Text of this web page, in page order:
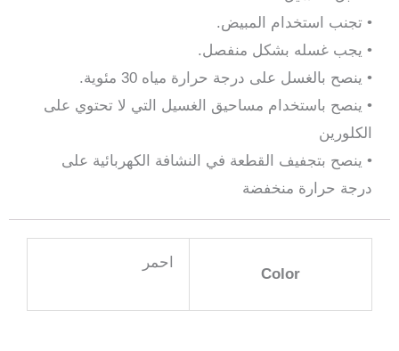
• تجنب استخدام المبيض.
• يجب غسله بشكل منفصل.
• ينصح بالغسل على درجة حرارة مياه 30 مئوية.
• ينصح باستخدام مساحيق الغسيل التي لا تحتوي على
الكلورين
• ينصح بتجفيف القطعة في النشافة الكهربائية على
درجة حرارة منخفضة
Color
احمر